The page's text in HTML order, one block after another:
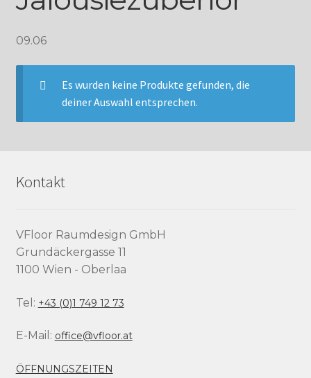
09.06
Es wurden keine Produkte gefunden, die
deiner Auswahl entsprechen.
Kontakt
VFloor Raumdesign GmbH
Grundäckergasse 11
1100 Wien - Oberlaa
Tel: +43 (0)1 749 12 73
E-Mail: office@vfloor.at
ÖFFNUNGSZEITEN